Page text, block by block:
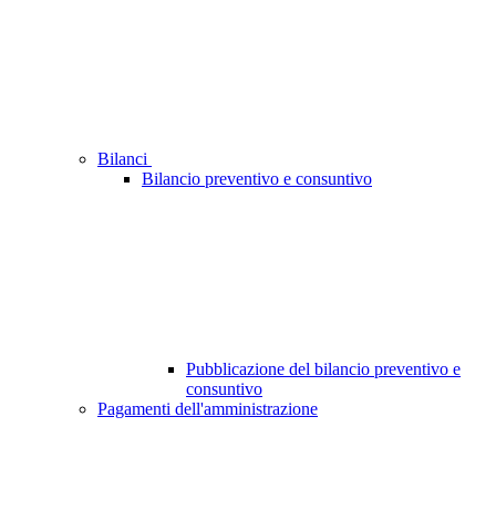
Bilanci
Bilancio preventivo e consuntivo
Pubblicazione del bilancio preventivo e
consuntivo
Pagamenti dell'amministrazione